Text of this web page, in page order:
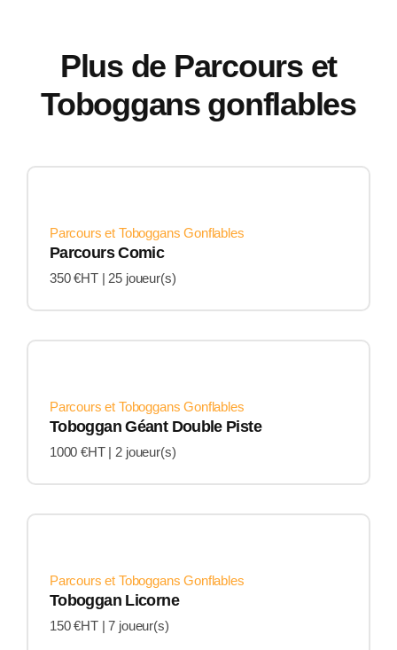
Plus de Parcours et
Toboggans gonflables
Parcours et Toboggans Gonflables
Parcours Comic
350 €HT | 25 joueur(s)
Parcours et Toboggans Gonflables
Toboggan Géant Double Piste
1000 €HT | 2 joueur(s)
Parcours et Toboggans Gonflables
Toboggan Licorne
150 €HT | 7 joueur(s)